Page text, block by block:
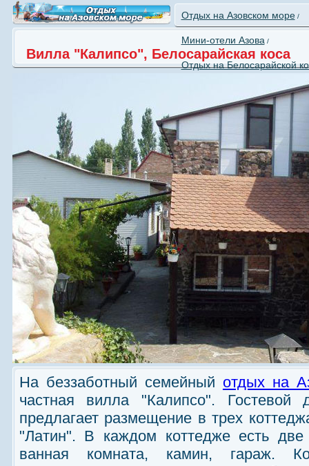
Отдых на Азовском море/
Мини-отели Азова /
Отдых на Белосарайской
Вилла "Калипсо", Белосарайская коса
На беззаботный семейный отдых на
частная вилла "Калипсо". Гостевой
предлагает размещение в трех
"Латин". В каждом коттедже есть две
ванная комната, камин, гараж.